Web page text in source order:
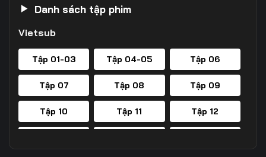
Danh sách tập phim
Vietsub
Tập 01-03 Tập 04-05 Tập 06
Tập 07 Tập 08 Tập 09
Tập 10 Tập 11 Tập 12